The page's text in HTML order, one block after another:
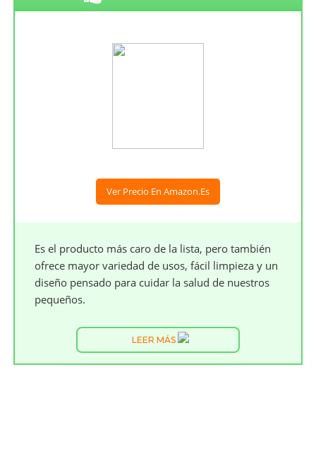
Ver Precio En Amazon.es
Es el producto más caro de la lista, pero también
ofrece mayor variedad de usos, fácil limpieza y un
diseño pensado para cuidar la salud de nuestros
pequeños.
LEER MÁS